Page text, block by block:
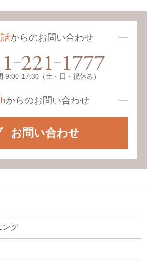
からのお問い合わせ
9:00-17:30（土・日・祝休み）
からのお問い合わせ
お問い合わせ
ング